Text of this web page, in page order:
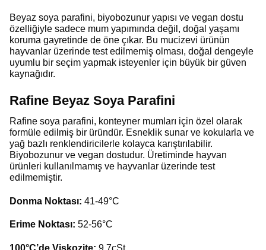
Beyaz soya parafini, biyobozunur yapısı ve vegan dostu
özelliğiyle sadece mum yapımında değil, doğal yaşamı
koruma gayretinde de öne çıkar. Bu mucizevi ürünün
hayvanlar üzerinde test edilmemiş olması, doğal dengeyle
uyumlu bir seçim yapmak isteyenler için büyük bir güven
kaynağıdır.
Rafine Beyaz Soya Parafini
Rafine soya parafini, konteyner mumları için özel olarak
formüle edilmiş bir üründür. Esneklik sunar ve kokularla ve
yağ bazlı renklendiricilerle kolayca karıştırılabilir.
Biyobozunur ve vegan dostudur. Üretiminde hayvan
ürünleri kullanılmamış ve hayvanlar üzerinde test
edilmemiştir.
Donma Noktası: 41-49°C
Erime Noktası: 52-56°C